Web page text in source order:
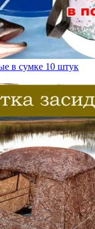
в сумке 10 штук